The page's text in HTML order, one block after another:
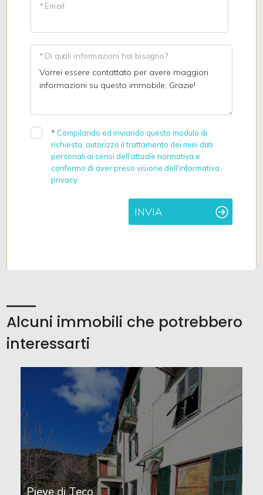
* Email
* Di quali informazioni hai bisogno?
* Compilando ed inviando questo modulo di
richiesta, autorizzo il trattamento dei miei dati
personali ai sensi dell'attuale normativa e
confermo di aver preso visione dell'informativa
privacy.
INVIA
Alcuni immobili che potrebbero
interessarti
Pieve di Teco